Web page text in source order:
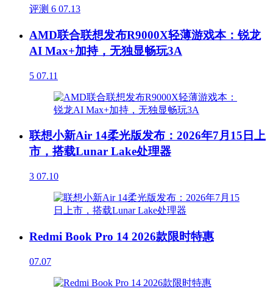
评测 6 07.13
AMD联合联想发布R9000X轻薄游戏本：锐龙
AI Max+加持，无独显畅玩3A
5 07.11
联想小新Air 14柔光版发布：2026年7月15日上
市，搭载Lunar Lake处理器
3 07.10
Redmi Book Pro 14 2026款限时特惠
07.07